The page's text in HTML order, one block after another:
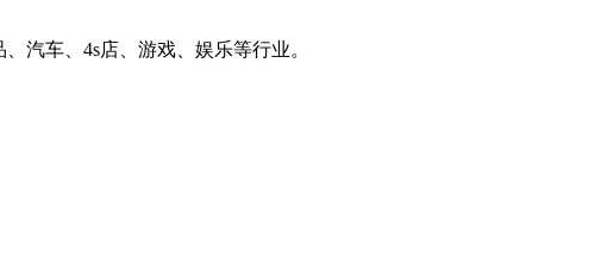
汽车、4s店、游戏、娱乐等行业。